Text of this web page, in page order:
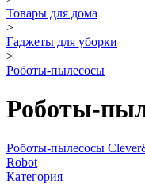
Товары для дома
>
Гаджеты для уборки
>
Роботы-пылесосы
Роботы-
Роботы-пылесосы
Robot
Категория